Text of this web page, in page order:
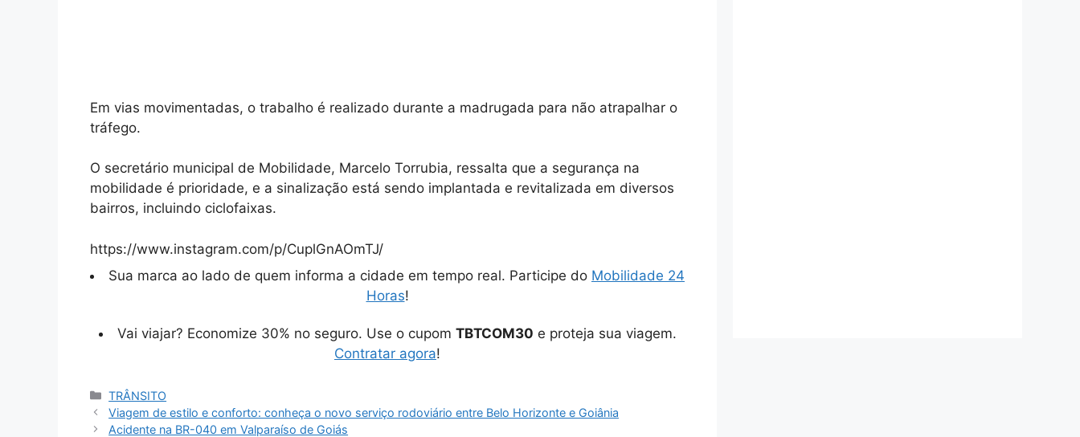
Em vias movimentadas, o trabalho é realizado durante a madrugada para não atrapalhar o
tráfego.
O secretário municipal de Mobilidade, Marcelo Torrubia, ressalta que a segurança na
mobilidade é prioridade, e a sinalização está sendo implantada e revitalizada em diversos
bairros, incluindo ciclofaixas.
https://www.instagram.com/p/CuplGnAOmTJ/
Sua marca ao lado de quem informa a cidade em tempo real. Participe do Mobilidade 24
Horas!
Vai viajar? Economize 30% no seguro. Use o cupom TBTCOM30 e proteja sua viagem.
Contratar agora!
Categorias
TRÂNSITO
Viagem de estilo e conforto: conheça o novo serviço rodoviário entre Belo Horizonte e Goiânia
Acidente na BR-040 em Valparaíso de Goiás